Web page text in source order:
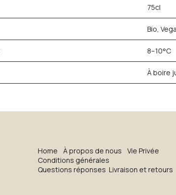
75cl
Bio,
8–10°C
À boire
H​o​me À propos de nous
Vie Privée
Conditions générales
Questions réponses Livraison et retours